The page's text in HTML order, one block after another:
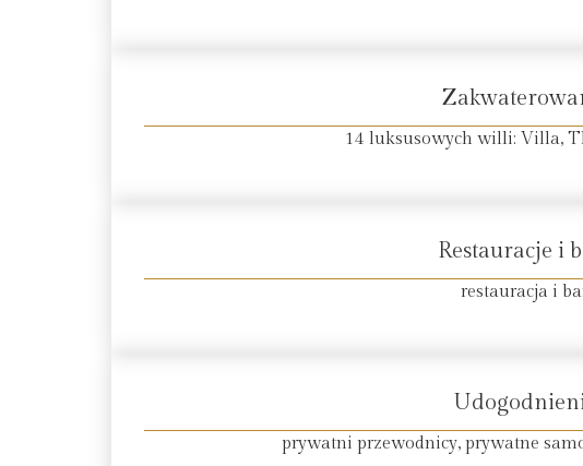
14 luksusowych willi: Villa,
Restauracje i
restauracja i
prywatni przewodnicy, prywatne